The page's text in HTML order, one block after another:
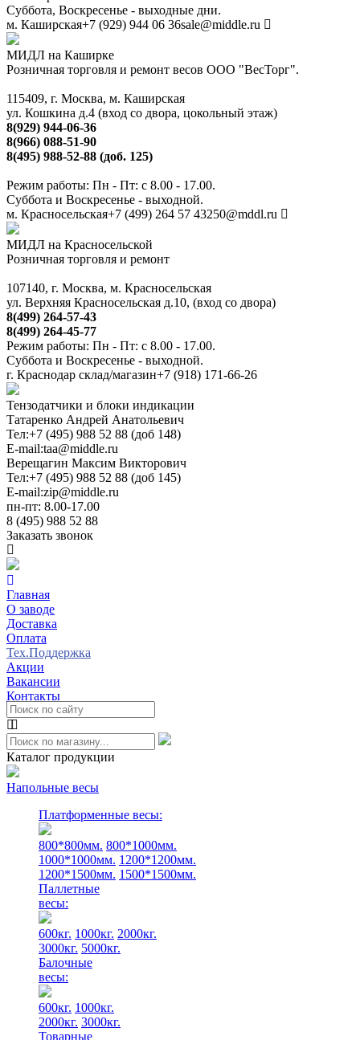
Суббота, Воскресенье - выходные дни.
м. Каширская+7 (929) 944 06 36sale@middle.ru
МИДЛ на Каширке
Розничная торговля и ремонт весов ООО "ВесТорг".
115409, г. Москва, м. Каширская
ул. Кошкина д.4 (вход со двора, цокольный этаж)
8(929) 944-06-36
8(966) 088-51-90
8(495) 988-52-88 (доб. 125)
Режим работы: Пн - Пт: с 8.00 - 17.00.
Суббота и Воскресенье - выходной.
м. Красносельская+7 (499) 264 57 43250@mddl.ru
МИДЛ на Красносельской
Розничная торговля и ремонт
107140, г. Москва, м. Красносельская
ул. Верхняя Красносельская д.10, (вход со двора)
8(499) 264-57-43
8(499) 264-45-77
Режим работы: Пн - Пт: с 8.00 - 17.00.
Суббота и Воскресенье - выходной.
г. Краснодар склад/магазин+7 (918) 171-66-26
Тензодатчики и блоки индикации
Татаренко Андрей Анатольевич
Тел:+7 (495) 988 52 88 (доб 148)
E-mail:taa@middle.ru
Верещагин Максим Викторович
Тел:+7 (495) 988 52 88 (доб 145)
E-mail:zip@middle.ru
пн-пт: 8.00-17.00
8 (495) 988 52 88
Заказать звонок
Главная
О заводе
Доставка
Оплата
Тех.Поддержка
Акции
Вакансии
Контакты
Каталог продукции
Напольные весы
Платформенные весы:
800*800мм. 800*1000мм.
1000*1000мм. 1200*1200мм.
1200*1500мм. 1500*1500мм.
Паллетные
весы:
600кг. 1000кг. 2000кг.
3000кг. 5000кг.
Балочные
весы:
600кг. 1000кг.
2000кг. 3000кг.
Товарные